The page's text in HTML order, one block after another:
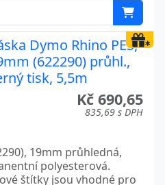
Dymo Rhino PES,
(622290) průhl.,
tisk, 5,5m
Kč 690,65
835,69 s DPH
19mm průhledná,
polyesterová.
štítky jsou vhodné pro